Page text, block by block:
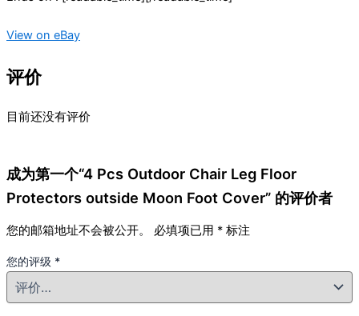
View on eBay
评价
目前还没有评价
成为第一个“4 Pcs Outdoor Chair Leg Floor
Protectors outside Moon Foot Cover” 的评价者
您的邮箱地址不会被公开。 必填项已用 * 标注
您的评级 *